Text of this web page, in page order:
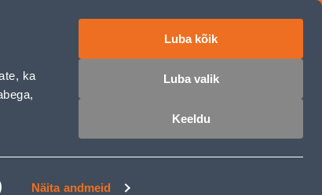
ka
Näita andmeid
Luba kõik
Luba valik
Keeldu